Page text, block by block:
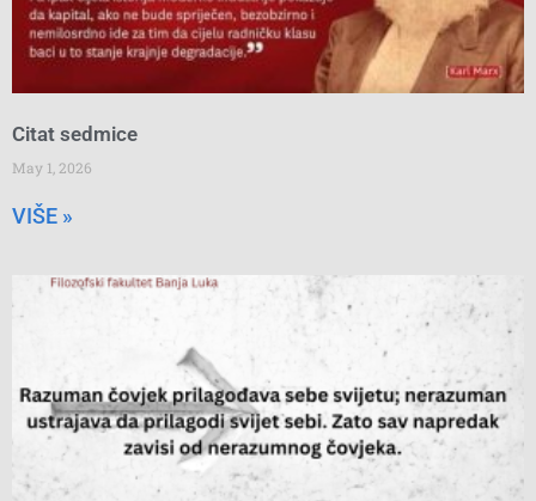
Citat sedmice
May 1, 2026
VIŠE »